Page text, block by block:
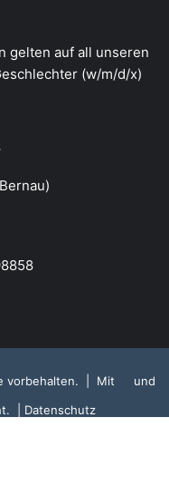
gelten auf all unseren
(w/m/d/x)
vorbehalten. | Mit
und
| Datenschutz